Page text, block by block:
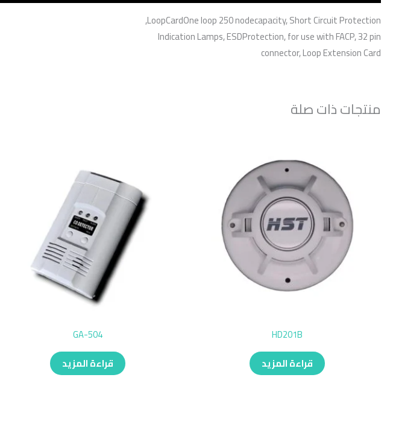
LoopCardOne loop 250 nodecapacity, Short Circuit Protection,
Indication Lamps, ESDProtection, for use with FACP, 32 pin
connector, Loop Extension Card
منتجات ذات صلة
HD201B
قراءة المزيد
GA-504
قراءة المزيد